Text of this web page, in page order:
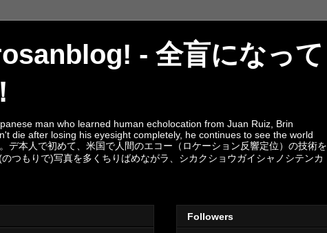
- 全盲になって
man who learned human echolocation from Juan Ruiz, Brin
die after losing his eyesight completely, he continues to see the world
本人で初めて、米国で人間のエコー（ロケーション反響定位）の技術を
つもりで)写真を多くちりばめながラ、シカクショウガイシャノシテンカ
Followers